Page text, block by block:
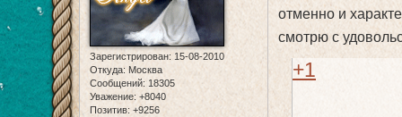
Зарегистрирован: 15-08-2010
Откуда: Москва
Сообщений: 18305
Уважение: +8040
Позитив: +9256
отменно и
смотрю с
+1